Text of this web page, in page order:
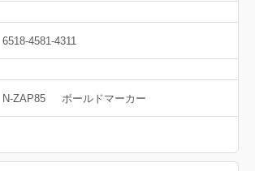
6518-4581-4311
N-ZAP85 ボールドマーカー